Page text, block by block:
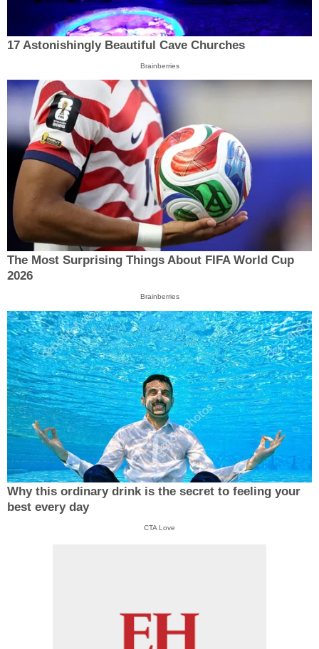
17 Astonishingly Beautiful Cave Churches
Brainberries
The Most Surprising Things About FIFA World Cup
2026
Brainberries
Why this ordinary drink is the secret to feeling your
best every day
CTA Love